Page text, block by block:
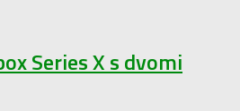
Series X s dvomi